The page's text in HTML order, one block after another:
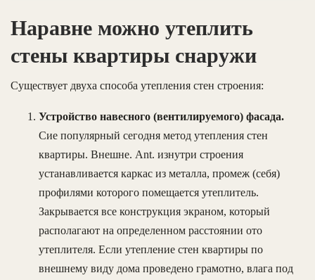
Наравне можно утеплить
стены квартиры снаружи
Существует двуха способа утепления стен строения:
Устройство навесного (вентилируемого) фасада.
Сие популярный сегодня метод утепления стен
квартиры. Внешне. Ant. изнутри строения
устанавливается каркас из металла, промеж (себя)
профилями которого помещается утеплитель.
Закрывается все конструкция экраном, который
располагают на определенном расстоянии ото
утеплителя. Если утепление стен квартиры по
внешнему виду дома проведено грамотно, влага под